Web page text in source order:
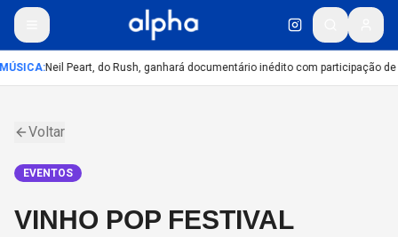
:Neil Peart, do Rush, ganhará documentário inédito com participação de
Voltar
EVENTOS
VINHO POP FESTIVAL